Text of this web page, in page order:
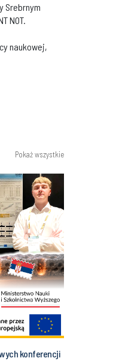
Srebrnym
NOT.
naukowej,
Pokaż wszystkie
konferencji